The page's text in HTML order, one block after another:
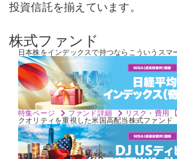
投資信託を揃えています。
株式ファンド
日本株をインデックスで持つなら こういうスマ
特集ページ ファンド詳細
リスク・費用
クオリティを重視した米国高配当株式ファンド